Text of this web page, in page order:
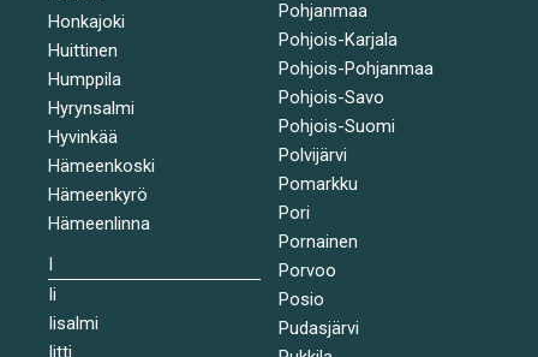
Honkajoki
Huittinen
Humppila
Hyrynsalmi
Hyvinkää
Hämeenkoski
Hämeenkyrö
Hämeenlinna
I
Ii
Iisalmi
Iitti
Pohjanmaa
Pohjois-Karjala
Pohjois-Pohjanmaa
Pohjois-Savo
Pohjois-Suomi
Polvijärvi
Pomarkku
Pori
Pornainen
Porvoo
Posio
Pudasjärvi